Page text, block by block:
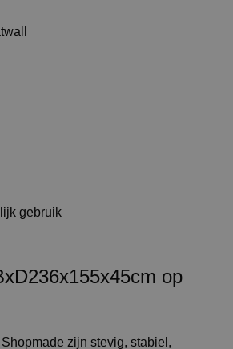
gebruik
op
zijn stevig, stabiel,